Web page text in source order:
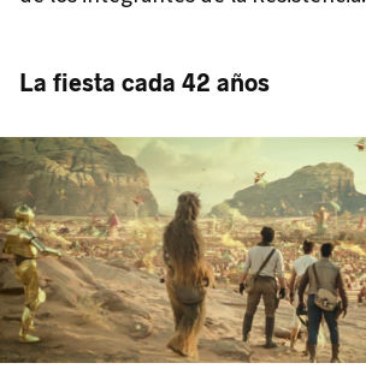
La fiesta cada 42 años